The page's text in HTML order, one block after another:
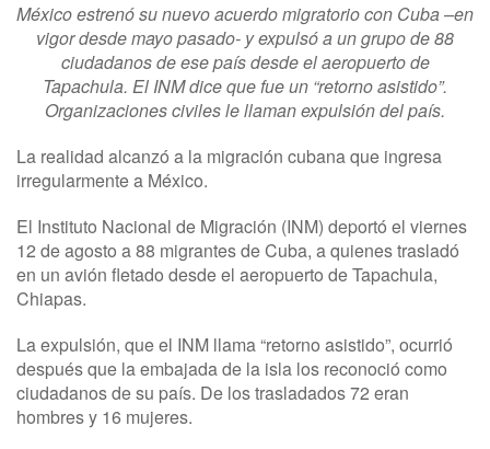
México estrenó su nuevo acuerdo migratorio con Cuba –en
vigor desde mayo pasado- y expulsó a un grupo de 88
ciudadanos de ese país desde el aeropuerto de
Tapachula. El INM dice que fue un “retorno asistido”.
Organizaciones civiles le llaman expulsión del país.
La realidad alcanzó a la migración cubana que ingresa
irregularmente a México.
El Instituto Nacional de Migración (INM) deportó el viernes
12 de agosto a 88 migrantes de Cuba, a quienes trasladó
en un avión fletado desde el aeropuerto de Tapachula,
Chiapas.
La expulsión, que el INM llama “retorno asistido”, ocurrió
después que la embajada de la isla los reconoció como
ciudadanos de su país. De los trasladados 72 eran
hombres y 16 mujeres.